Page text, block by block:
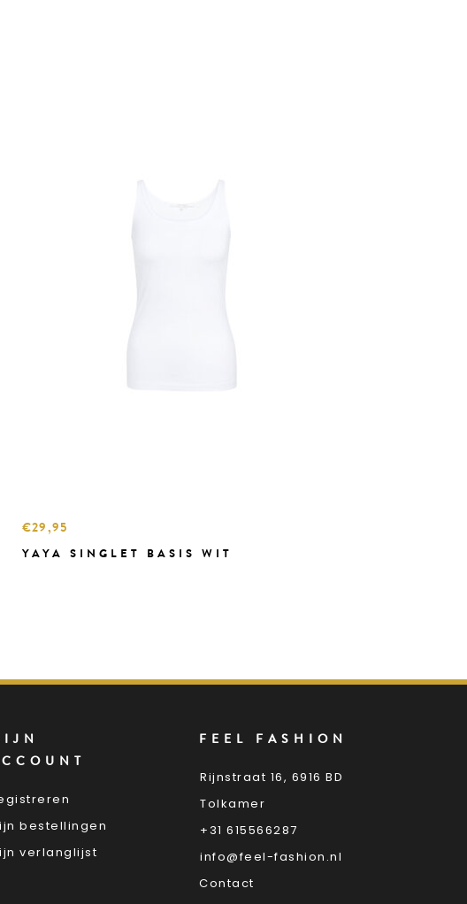
€29,95
YAYA SINGLET BASIS WIT
bestellingen
verlanglijst
FEEL FASHION
Rijnstraat 16, 6916 BD
Tolkamer
+31 615566287
info@feel-fashion.nl
Contact